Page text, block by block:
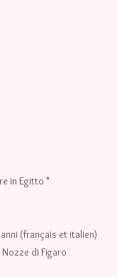
in Egitto *
(français et italien)
di Figaro